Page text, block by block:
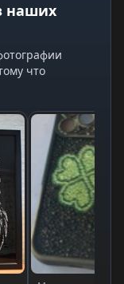
наших
что